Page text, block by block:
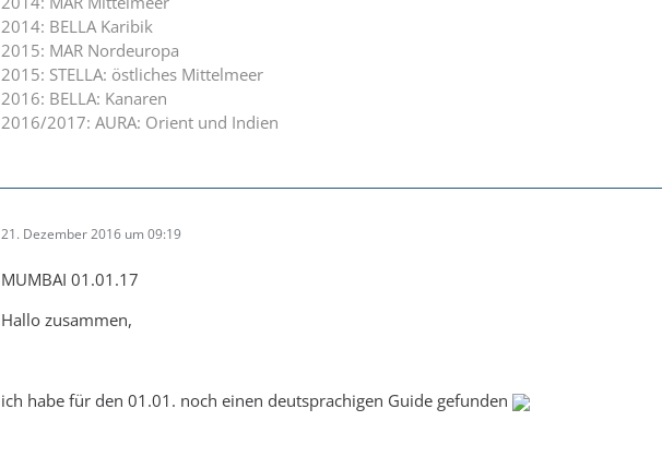
2014: BELLA Karibik
2015: MAR Nordeuropa
2015: STELLA: östliches Mittelmeer
2016: BELLA: Kanaren
2016/2017: AURA: Orient und Indien
21. Dezember 2016 um 09:19
MUMBAI 01.01.17
Hallo zusammen,
ich habe für den 01.01. noch einen deutsprachigen Guide gefunden